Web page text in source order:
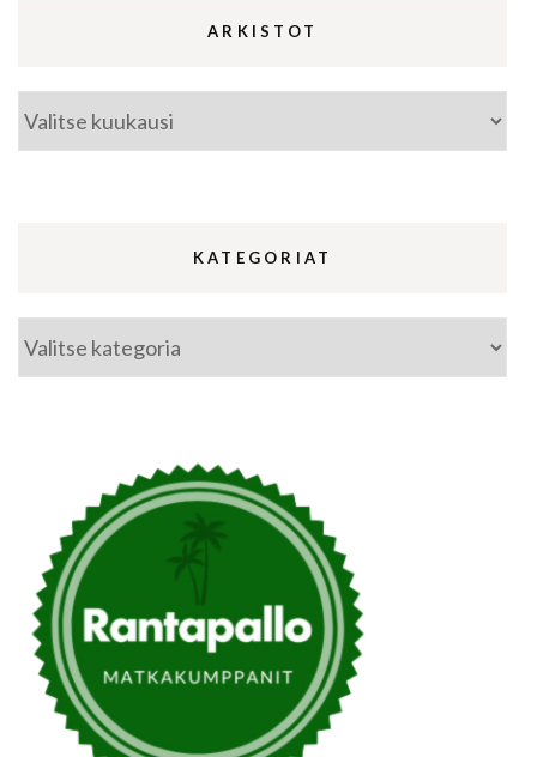
ARKISTOT
Arkistot
KATEGORIAT
Kategoriat